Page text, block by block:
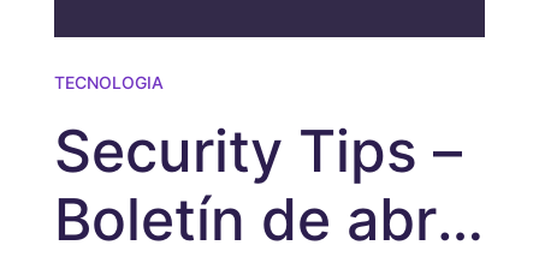
TECNOLOGIA
Security Tips –
Boletín de abril